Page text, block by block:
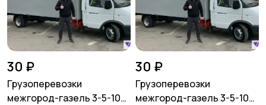
30 ₽
Грузоперевозки
межгород-газель 3-5-10
30 ₽
Грузоперевозки
межгород-газель 3-5-10